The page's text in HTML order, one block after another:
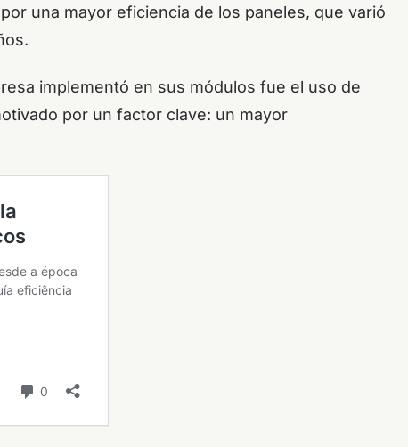
una mayor eficiencia de los paneles, que varió
implementó en sus módulos fue el uso de
por un factor clave: un mayor